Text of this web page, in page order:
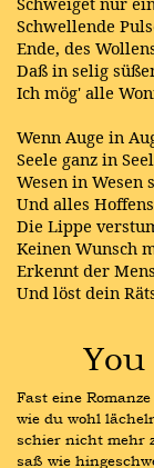
Schwellende
Ende, des
Daß in selig
Ich mög' alle
Wenn Auge in
Seele ganz in
Wesen in
Und alles
Die Lippe
Keinen Wunsch
Erkennt der
Und löst dein
Fast eine
wie du wohl
schier nicht mehr
saß wie